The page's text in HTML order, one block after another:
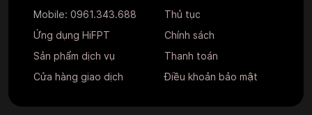
Mobile: 0961.343.688
Ứng dụng HiFPT
Sản phẩm dịch vụ
Cửa hàng giao dịch
Thủ tục
Chính sách
Thanh toán
Điều khoản bảo mật